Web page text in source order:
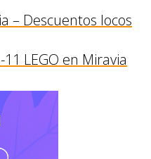
– Descuentos locos
LEGO en Miravia